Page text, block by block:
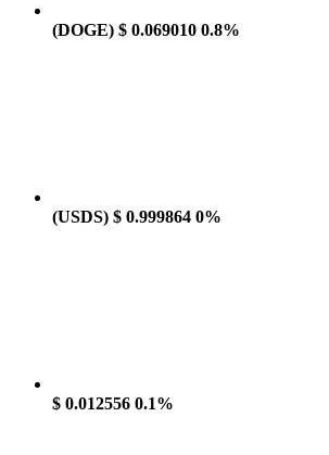
(DOGE) $ 0.069010 0.8%
(USDS) $ 0.999864 0%
$ 0.012556 0.1%